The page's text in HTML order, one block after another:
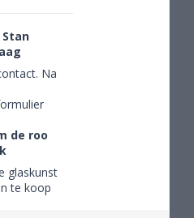
Stan
Na
wensen
Afspraak
om in de
objecten te
de
de roo
glaskunst
te koop